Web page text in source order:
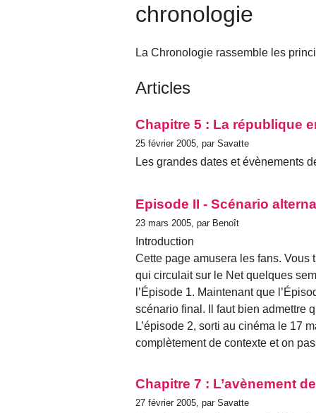
chronologie
La Chronologie rassemble les
Articles
Chapitre 5 : La république
25 février 2005, par Savatte
Les grandes dates et évènements
Episode II - Scénario
23 mars 2005, par Benoît
Introduction
Cette page amusera les fans.
qui circulait sur le Net quelques
l’Épisode 1. Maintenant que
scénario final. Il faut bien admettre
L’épisode 2, sorti au cinéma le 17
complètement de contexte et on
Chapitre 7 : L’avènement
27 février 2005, par Savatte